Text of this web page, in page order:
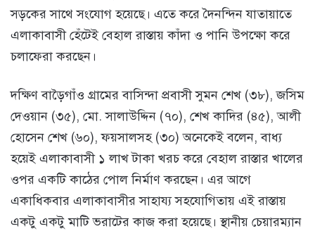
সড়কের সাথে সংযোগ হয়েছে। এতে করে দৈনন্দিন যাতায়াতে
এলাকাবাসী হেঁটেই বেহাল রাস্তায় কাঁদা ও পানি উপক্ষো করে
চলাফেরা করছেন।
দক্ষিণ বাড়ৈগাঁও গ্রামের বাসিন্দা প্রবাসী সুমন শেখ (৩৮), জসিম
দেওয়ান (৩৫), মো. সালাউদ্দিন (৭০), শেখ কাদির (৪৫), আলী
হোসেন শেখ (৬০), ফয়সালসহ (৩০) অনেকেই বলেন, বাধ্য
হয়েই এলাকাবাসী ১ লাখ টাকা খরচ করে বেহাল রাস্তার খালের
ওপর একটি কাঠের পোল নির্মাণ করছেন। এর আগে
একাধিকবার এলাকাবাসীর সাহায্য সহযোগিতায় এই রাস্তায়
একটু একটু মাটি ভরাটের কাজ করা হয়েছে। স্থানীয় চেয়ারম্যান